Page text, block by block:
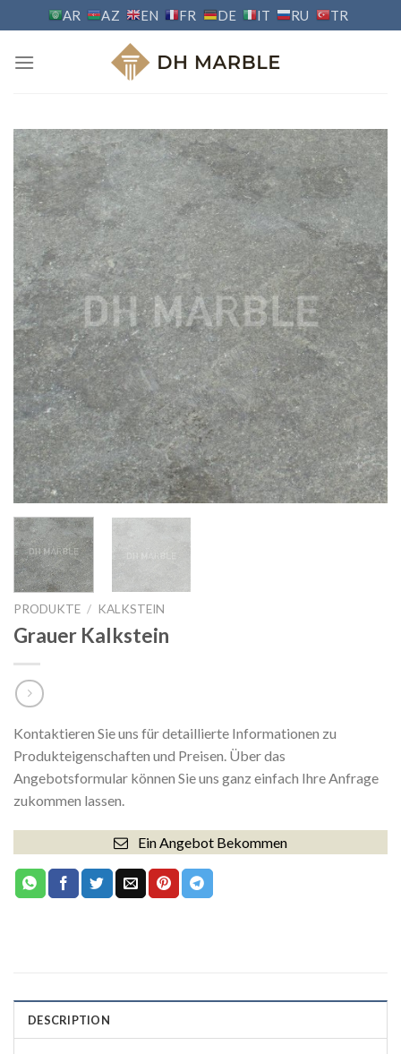
to
content
AR AZ EN FR DE IT RU TR
PRODUKTE / KALKSTEIN
Grauer Kalkstein
Kontaktieren Sie uns für detaillierte Informationen zu
Produkteigenschaften und Preisen. Über das
Angebotsformular können Sie uns ganz einfach Ihre Anfrage
zukommen lassen.
Ein Angebot Bekommen
DESCRIPTION